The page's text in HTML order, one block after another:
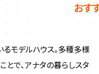
おす
モデルハウス。多種多様
で、アナタの暮らしスタ